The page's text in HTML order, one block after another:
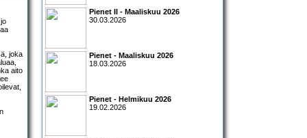
joka
aito
Pienet II - Maaliskuu 2026
30.03.2026
Pienet - Maaliskuu 2026
18.03.2026
Pienet - Helmikuu 2026
19.02.2026